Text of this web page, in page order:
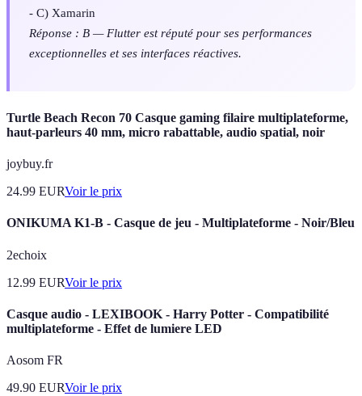
- C) Xamarin
Réponse : B — Flutter est réputé pour ses performances
exceptionnelles et ses interfaces réactives.
Turtle Beach Recon 70 Casque gaming filaire multiplateforme,
haut-parleurs 40 mm, micro rabattable, audio spatial, noir
joybuy.fr
24.99 EURVoir le prix
ONIKUMA K1-B - Casque de jeu - Multiplateforme - Noir/Bleu
2echoix
12.99 EURVoir le prix
Casque audio - LEXIBOOK - Harry Potter - Compatibilité
multiplateforme - Effet de lumiere LED
Aosom FR
49.90 EURVoir le prix